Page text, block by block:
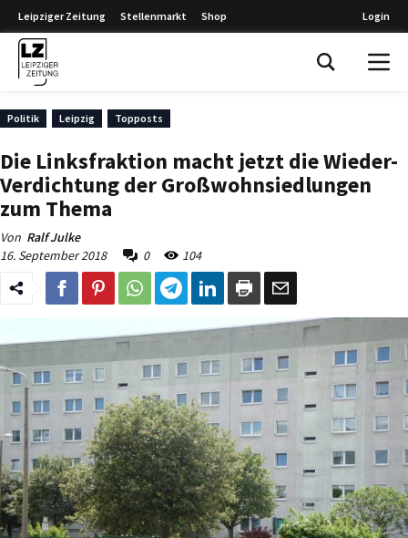
Leipziger Zeitung Stellenmarkt Shop Login
Politik Leipzig Topposts
Die Linksfraktion macht jetzt die Wieder-
Verdichtung der Großwohnsiedlungen
zum Thema
Von Ralf Julke
16. September 2018
0 104